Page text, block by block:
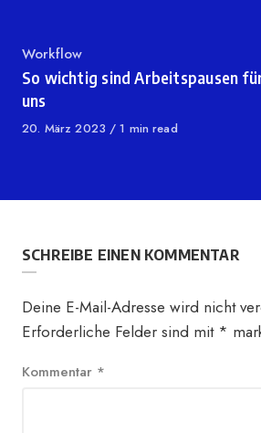
Category
Workflow
So wichtig sind Arbeitspausen
uns
Published
20. März 2023 1 min read
SCHREIBE EINEN KOMMENTAR
Deine E-Mail-Adresse wird nicht
Erforderliche Felder sind mit *
Kommentar *